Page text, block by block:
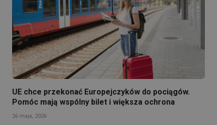
UE chce przekonać Europejczyków do pociągów.
Pomóc mają wspólny bilet i większa ochrona
26 maja, 2026